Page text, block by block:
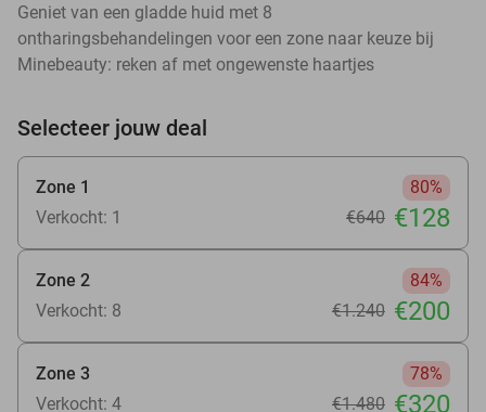
Geniet van een gladde huid met 8
ontharingsbehandelingen voor een zone naar keuze bij
Minebeauty: reken af met ongewenste haartjes
Selecteer jouw deal
Zone 1
80%
Verkocht: 1
€640 €128
Zone 2
84%
Verkocht: 8
€1.240 €200
Zone 3
78%
Verkocht: 4
€1.480 €320